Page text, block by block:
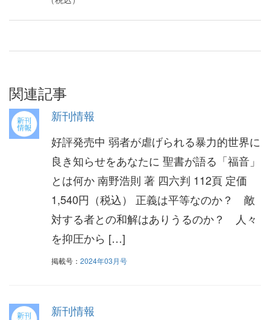
関連記事
新刊情報
好評発売中 弱者が虐げられる暴力的世界に
良き知らせをあなたに 聖書が語る「福音」
とは何か 南野浩則 著 四六判 112頁 定価
1,540円（税込） 正義は平等なのか？ 敵
対する者との和解はありうるのか？ 人々
を抑圧から […]
掲載号： 2024年03月号
新刊情報